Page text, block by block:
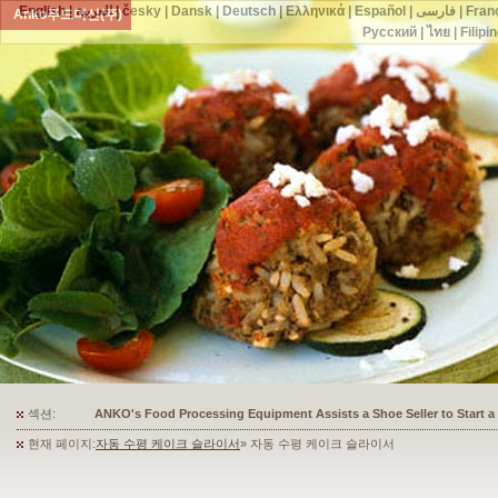
Anko푸드머신(주)
섹션: ANKO's Food Processing Equipment Assists a Shoe Seller to Start
현재 페이지:자동 수평 케이크 슬라이서» 자동 수평 케이크 슬라이서
English|العربية|česky| Dansk| Deutsch|Ελληνικά|Español فارسی|
Русский| ไทย|